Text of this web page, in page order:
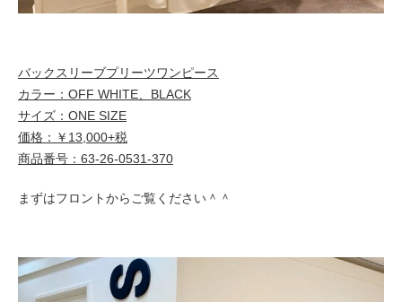
バックスリーブプリーツワンピース
カラー：OFF WHITE、BLACK
サイズ：ONE SIZE
価格：￥13,000+税
商品番号：63-26-0531-370
まずはフロントからご覧ください＾＾